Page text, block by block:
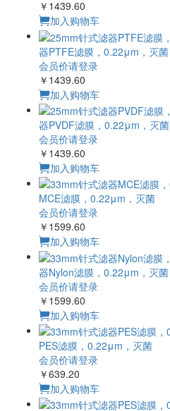
￥1439.60
加入购物车
器PTFE滤膜，0.22μm，灭菌
会员价请登录
￥1439.60
加入购物车
器PVDF滤膜，0.22μm，灭菌
会员价请登录
￥1439.60
加入购物车
MCE滤膜，0.22μm，灭菌
会员价请登录
￥1599.60
加入购物车
器Nylon滤膜，0.22μm，灭菌
会员价请登录
￥1599.60
加入购物车
PES滤膜，0.22μm，灭菌
会员价请登录
￥639.20
加入购物车